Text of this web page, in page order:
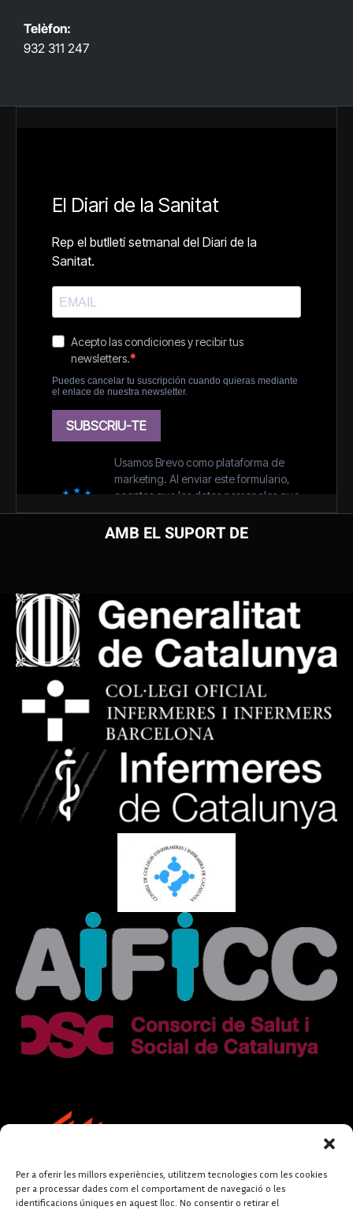
Per a oferir les millors experiències, utilitzem tecnologies com les cookies
per a processar dades com el comportament de navegació o les
identificacions úniques en aquest lloc. No consentir o retirar el
Telèfon:
932 311 247
AMB EL SUPORT DE